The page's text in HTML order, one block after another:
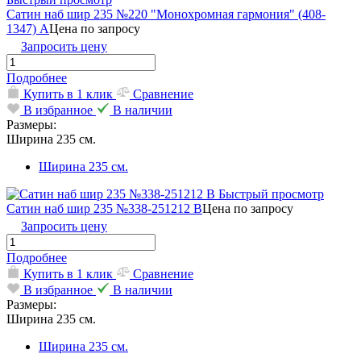
Сатин наб шир 235 №220 "Монохромная гармония" (408-
1347) АЦена по запросу
Запросить цену
Подробнее
Купить в 1 клик
Сравнение
В избранное
В наличии
Размеры:
Ширина 235 см.
Ширина 235 см.
Быстрый просмотр
Сатин наб шир 235 №338-251212 ВЦена по запросу
Запросить цену
Подробнее
Купить в 1 клик
Сравнение
В избранное
В наличии
Размеры:
Ширина 235 см.
Ширина 235 см.